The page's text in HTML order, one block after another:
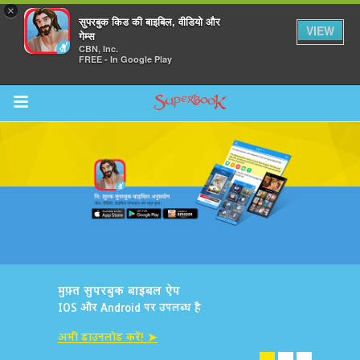
×
सुपरबुक किड की बाइबिल, वीडियो और
गेम्स
CBN, Inc.
FREE - In Google Play
VIEW
Return to Content
मुफ़्त सुपरबुक बाइबल ऐप
IOS और Android पर उपलब्ध है
अभी डाउनलोड करें! ➤